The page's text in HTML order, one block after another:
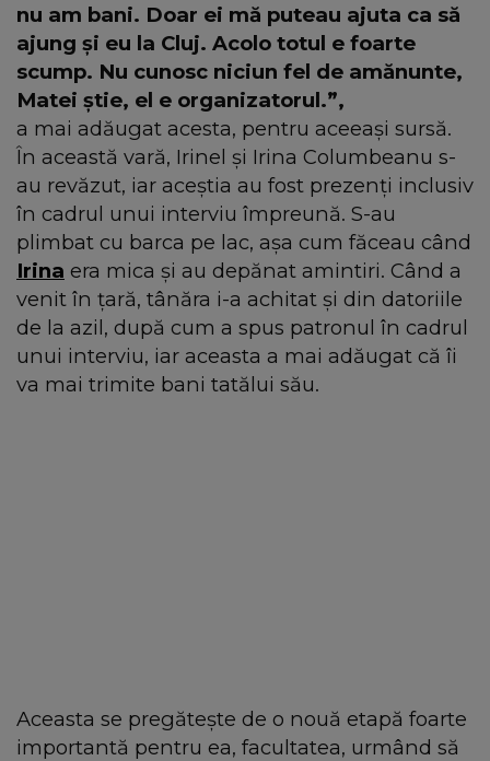
nu am bani. Doar ei mă puteau ajuta ca să
ajung și eu la Cluj. Acolo totul e foarte
scump. Nu cunosc niciun fel de amănunte,
Matei știe, el e organizatorul.”,
a mai adăugat acesta, pentru aceeași sursă.
În această vară, Irinel și Irina Columbeanu s-
au revăzut, iar aceștia au fost prezenți inclusiv
în cadrul unui interviu împreună. S-au
plimbat cu barca pe lac, așa cum făceau când
Irina era mica și au depănat amintiri. Când a
venit în țară, tânăra i-a achitat și din datoriile
de la azil, după cum a spus patronul în cadrul
unui interviu, iar aceasta a mai adăugat că îi
va mai trimite bani tatălui său.
Aceasta se pregătește de o nouă etapă foarte
importantă pentru ea, facultatea, urmând să